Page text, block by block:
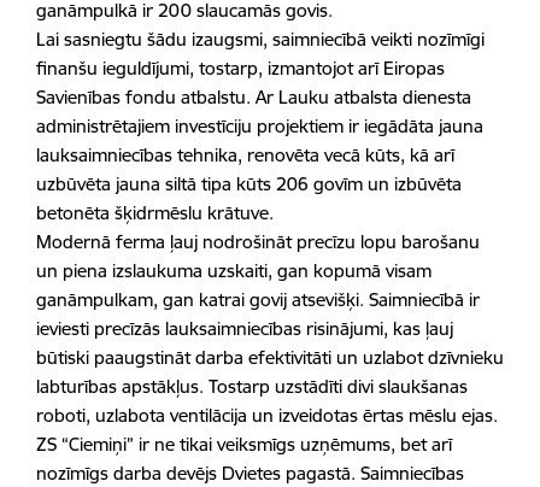
ganāmpulkā ir 200 slaucamās govis.
Lai sasniegtu šādu izaugsmi, saimniecībā veikti nozīmīgi
finanšu ieguldījumi, tostarp, izmantojot arī Eiropas
Savienības fondu atbalstu. Ar Lauku atbalsta dienesta
administrētajiem investīciju projektiem ir iegādāta jauna
lauksaimniecības tehnika, renovēta vecā kūts, kā arī
uzbūvēta jauna siltā tipa kūts 206 govīm un izbūvēta
betonēta šķidrmēslu krātuve.
Modernā ferma ļauj nodrošināt precīzu lopu barošanu
un piena izslaukuma uzskaiti, gan kopumā visam
ganāmpulkam, gan katrai govij atsevišķi. Saimniecībā ir
ieviesti precīzās lauksaimniecības risinājumi, kas ļauj
būtiski paaugstināt darba efektivitāti un uzlabot dzīvnieku
labturības apstākļus. Tostarp uzstādīti divi slaukšanas
roboti, uzlabota ventilācija un izveidotas ērtas mēslu ejas.
ZS “Ciemiņi” ir ne tikai veiksmīgs uzņēmums, bet arī
nozīmīgs darba devējs Dvietes pagastā. Saimniecības